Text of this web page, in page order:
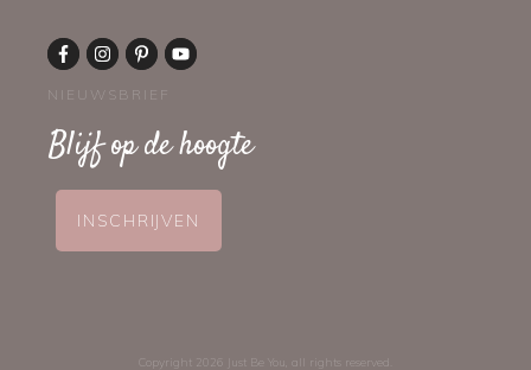
NIEUWSBRIEF
Blijf op de hoogte
INSCHRIJVEN
Copyright 2026 Just Be You , all rights reserved.